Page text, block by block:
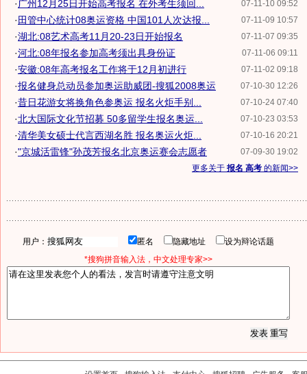
07-11-10 09:52
· 广州12月25日开始高考报名 在外考生须回...
07-11-09 10:57
· 田管中心统计08奥运资格 中国101人次达报...
07-11-07 09:35
·湖北:08艺术高考11月20-23日开始报名
07-11-06 09:11
·河北:08年报名参加高考须出具身份证
07-11-02 09:18
·安徽:08年高考报名工作将于12月初进行
07-10-30 12:26
·报名健身总动员参加奥运助威团-搜狐2008奥运
07-10-24 07:40
·昔日花游女将换角色参奥运 报名火炬手别...
07-10-23 03:53
·北大国际文化节招募 50多留学生报名奥运...
07-10-16 20:21
·清华美女硕士代言西湖名胜 报名奥运火炬...
07-09-30 19:02
·"京城活雷锋"孙茂芳报名北京奥运赛会志愿者
更多关于 报名 高考 的新闻>>
用户： 匿名 隐藏地址
设为辩论话题
*搜狗拼音输入法，中文处理专家>>